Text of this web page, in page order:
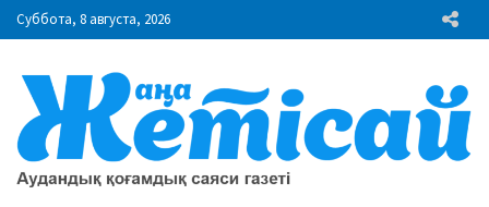
Skip
to
Суббота, 8 августа, 2026